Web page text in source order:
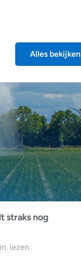
Alles bekijken
straks nog
lezen